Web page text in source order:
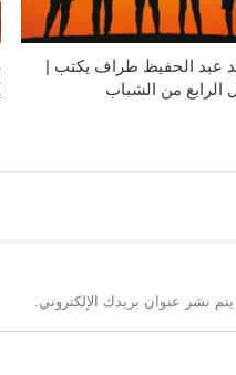
عبد الحفيظ طراف يكتب |
الرابع من الشباب
نشر عنوان بريدك الإلكتروني.